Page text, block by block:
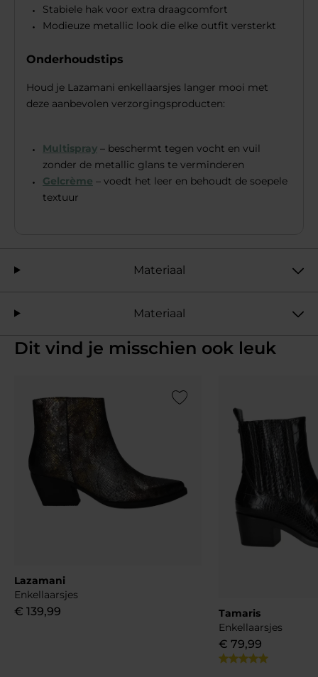
Stabiele hak voor extra draagcomfort
Modieuze metallic look die elke outfit versterkt
Onderhoudstips
Houd je Lazamani enkellaarsjes langer mooi met
deze aanbevolen verzorgingsproducten:
Multispray – beschermt tegen vocht en vuil
zonder de metallic glans te verminderen
Gelcrème – voedt het leer en behoudt de soepele
textuur
Materiaal
Materiaal
Dit vind je misschien ook leuk
Add to Wishlist
Lazamani
Enkellaarsjes
€ 139,99
Tamaris
Enkellaarsjes
€ 79,99